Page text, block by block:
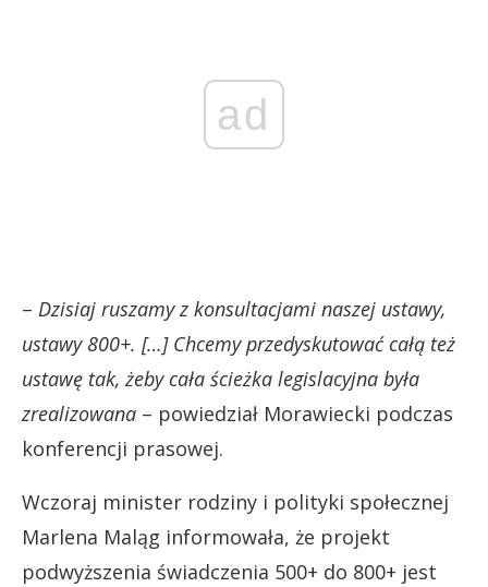
ad
– Dzisiaj ruszamy z konsultacjami naszej ustawy,
ustawy 800+. […] Chcemy przedyskutować całą też
ustawę tak, żeby cała ścieżka legislacyjna była
zrealizowana – powiedział Morawiecki podczas
konferencji prasowej.
Wczoraj minister rodziny i polityki społecznej
Marlena Maląg informowała, że projekt
podwyższenia świadczenia 500+ do 800+ jest